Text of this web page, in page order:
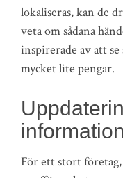
lokaliseras, kan de
veta om sådana
inspirerade av att
mycket lite pengar.
information
För ett stort